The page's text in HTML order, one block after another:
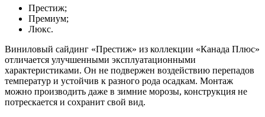
Престиж;
Премиум;
Люкс.
Виниловый сайдинг «Престиж» из коллекции «Канада Плюс»
отличается улучшенными эксплуатационными
характеристиками. Он не подвержен воздействию перепадов
температур и устойчив к разного рода осадкам. Монтаж
можно производить даже в зимние морозы, конструкция не
потрескается и сохранит свой вид.